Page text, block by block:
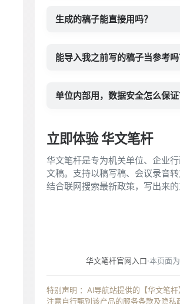
生成的稿子能直接用吗？
能导入我之前写的稿子当参考吗
单位内部用，数据安全怎么保证
立即体验 华文笔杆
华文笔杆是专为机关单位、企业
文稿。支持以稿写稿、会议录音
结合联网搜索最新政策，写出来
华文笔杆官网入口·本页面
特别声明 ：AI导航站提供的【华文笔
注意自行甄别该产品的服务条款及隐